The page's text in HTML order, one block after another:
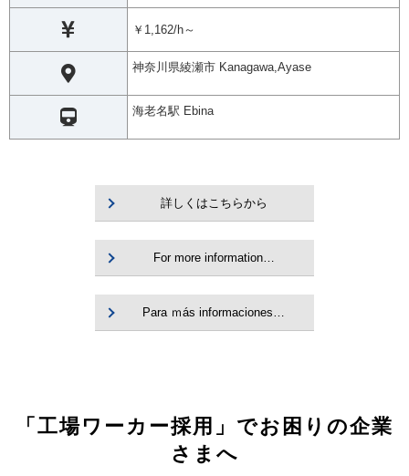
￥1,162/h～
神奈川県綾瀬市 Kanagawa,Ayase
海老名駅 Ebina
詳しくはこちらから
For more information…
Para ｍás informaciones…
「工場ワーカー採用」でお困りの企業
さまへ